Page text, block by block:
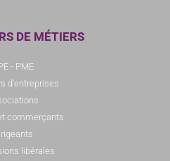
DE MÉTIERS
- PME
d'entreprises
commerçants
libérales